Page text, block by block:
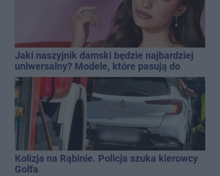
Jaki naszyjnik damski będzie najbardziej
uniwersalny? Modele, które pasują do
wielu stylizacji
Kolizja na Rąbinie. Policja szuka kierowcy
Golfa